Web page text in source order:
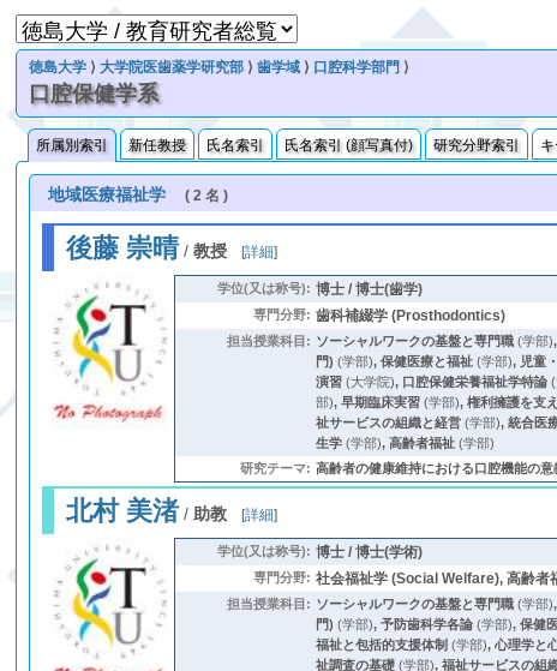
徳島大学 ⟩大学院医歯薬学研究部 ⟩歯学域 ⟩ 口腔科学部門 ⟩
口腔保健学系
所属別索引 新任教授 氏名索引 氏名索引 (顔写真付) 研究分野索引
地域医療福祉学 ( 2 名 )
後藤 崇晴/教授 [詳細]
学位(又は称号): 博士 / 博士(歯学)
専門分野: 歯科補綴学 (Prosthodontics)
担当授業科目: ソーシャルワークの基盤と専門職 (学部),
門) (学部),保健医療と福祉 (学部), 児童
演習 (大学院), 口腔保健栄養福祉学特論
部),早期臨床実習 (学部),権利擁護を支
祉サービスの組織と経営 (学部),統合医
生学 (学部),高齢者福祉 (学部)
研究テーマ: 高齢者の健康維持における口腔機能の意
北村 美渚/ 助教 [詳細]
学位(又は称号): 博士 / 博士(学術)
専門分野: 社会福祉学 (Social Welfare), 高齢者
担当授業科目: ソーシャルワークの基盤と専門職 (学部),
門) (学部),予防歯科学各論 (学部),保健
福祉と包括的支援体制 (学部),心理学と
祉調査の基礎 (学部),福祉サービスの組